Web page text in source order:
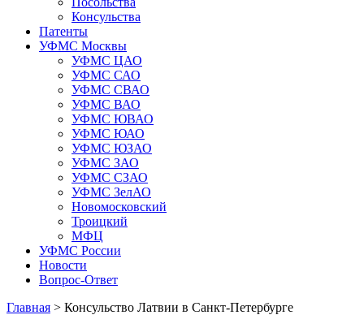
Консульства
Патенты
УФМС Москвы
УФМС ЦАО
УФМС САО
УФМС СВАО
УФМС ВАО
УФМС ЮВАО
УФМС ЮАО
УФМС ЮЗАО
УФМС ЗАО
УФМС СЗАО
УФМС ЗелАО
Новомосковский
Троицкий
МФЦ
УФМС России
Новости
Вопрос-Ответ
Главная > Консульство Латвии в Санкт-Петербурге